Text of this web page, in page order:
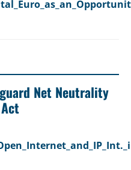
Net Neutrality